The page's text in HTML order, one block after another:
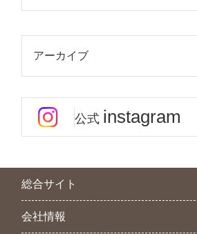
アーカイブ
公式 instagram
総合サイト
会社情報